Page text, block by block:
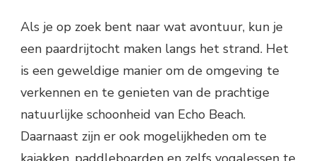
Als je op zoek bent naar wat avontuur, kun je
een paardrijtocht maken langs het strand. Het
is een geweldige manier om de omgeving te
verkennen en te genieten van de prachtige
natuurlijke schoonheid van Echo Beach.
Daarnaast zijn er ook mogelijkheden om te